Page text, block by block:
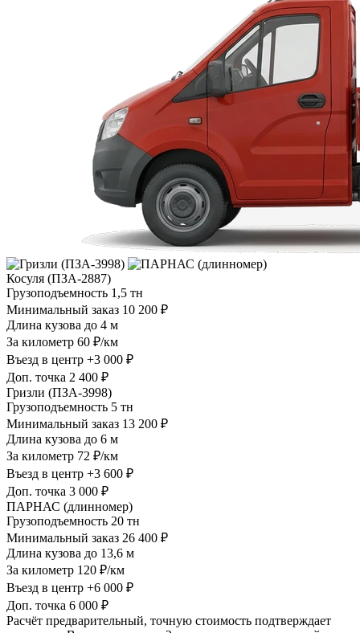
Косуля (ПЗА-2887)
Грузоподъемность 1,5 тн
Минимальный заказ 10 200 ₽
Длина кузова до 4 м
За километр 60 ₽/км
Въезд в центр +3 000 ₽
Доп. точка 2 400 ₽
Гризли (ПЗА-3998)
Грузоподъемность 5 тн
Минимальный заказ 13 200 ₽
Длина кузова до 6 м
За километр 72 ₽/км
Въезд в центр +3 600 ₽
Доп. точка 3 000 ₽
ПАРНАС (длинномер)
Грузоподъемность 20 тн
Минимальный заказ 26 400 ₽
Длина кузова до 13,6 м
За километр 120 ₽/км
Въезд в центр +6 000 ₽
Доп. точка 6 000 ₽
Расчёт предварительный, точную стоимость подтверждает